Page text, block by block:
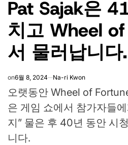
IN
Pat Sajak은
치고 Wheel
서 물러납니다.
on6월 8, 2024 Na-ri Kwon
오랫동안 Wheel of
은 게임 쇼에서 참가자들
지” 물은 후 40년 동안 시
니다.